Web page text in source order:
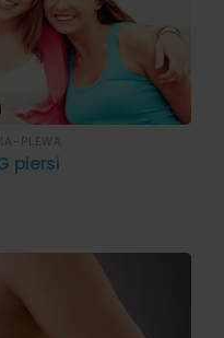
piersi
PLEWA